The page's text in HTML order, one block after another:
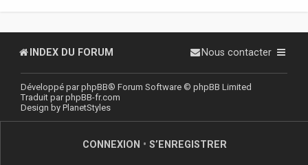
INDEX DU FORUM Nous contacter
Développé parphpBB® Forum Software © phpBB Limited
Traduit parphpBB-fr.com
Design by PlanetStyles
CONNEXION • S’ENREGISTRER